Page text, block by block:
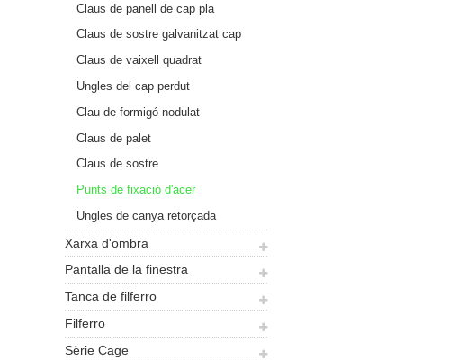
Claus de panell de cap pla
Claus de sostre galvanitzat cap
de paraigua
Claus de vaixell quadrat
galvanitzat
Ungles del cap perdut
Clau de formigó nodulat
Claus de palet
Claus de sostre
Punts de fixació d'acer
Ungles de canya retorçada
Xarxa d'ombra
Pantalla de la finestra
Tanca de filferro
Filferro
Sèrie Cage